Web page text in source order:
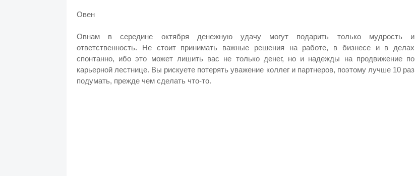
Овен
Овнам в середине октября денежную удачу могут подарить только мудрость и
ответственность. Не стоит принимать важные решения на работе, в бизнесе и в делах
спонтанно, ибо это может лишить вас не только денег, но и надежды на продвижение по
карьерной лестнице. Вы рискуете потерять уважение коллег и партнеров, поэтому лучше 10 раз
подумать, прежде чем сделать что-то.